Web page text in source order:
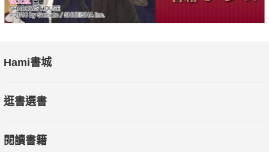
個！
好的投影片有時勝過千言萬語。具有張力的照片和一目瞭然的圖
稿唸。
◎祕密五：完成迴路
Hami書城
逛書選書
閱讀書籍